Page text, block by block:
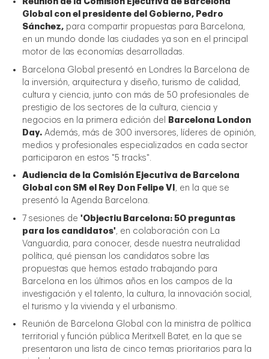
Global con el presidente del Gobierno, Pedro
Sánchez, para compartir propuestas para Barcelona,
en un mundo donde las ciudades ya son en el principal
motor de las economías desarrolladas.
Barcelona Global presentó en Londres la Barcelona de
la inversión, arquitectura y diseño, turismo de calidad,
cultura y ciencia, junto con más de 50 profesionales de
prestigio de los sectores de la cultura, ciencia y
negocios en la primera edición del
Barcelona London
Day. Además, más de 300 inversores, líderes de opinión,
medios y profesionales especializados en cada sector
participaron en estos "5 tracks".
Audiencia de la Comisión Ejecutiva de Barcelona
Global con SM el Rey Don Felipe VI , en la que se
presentó la Agenda Barcelona.
7 sesiones de 'Objectiu Barcelona: 50 preguntas
para los candidatos' , en colaboración con La
Vanguardia, para conocer, desde nuestra neutralidad
política, qué piensan los candidatos sobre las
propuestas que hemos estado trabajando para
Barcelona en los últimos años en los campos de la
investigación y el talento, la cultura, la innovación social,
el turismo y la vivienda y el urbanismo.
Reunión de Barcelona Global con la ministra de política
territorial y función pública Meritxell Batet, en la que se
presentaron una lista de cinco temas prioritarios para la